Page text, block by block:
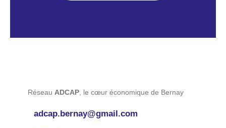
Réseau ADCAP , le cœur économique de Bernay
adcap.bernay@gmail.com